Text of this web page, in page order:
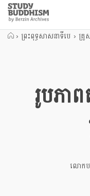
Close
Study
Buddhism
Home
› ព្រះពុទ្ធសាសនាទីបេ › គ្រូ
រូបភា
លោក